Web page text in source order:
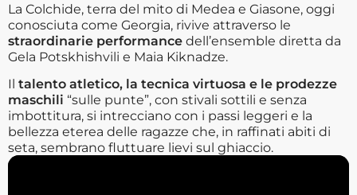
La Colchide, terra del mito di Medea e Giasone, oggi
conosciuta come Georgia, rivive attraverso le
straordinarie performance dell’ensemble diretta da
Gela Potskhishvili e Maia Kiknadze.
Il talento atletico, la tecnica virtuosa e le prodezze
maschili “sulle punte”, con stivali sottili e senza
imbottitura, si intrecciano con i passi leggeri e la
bellezza eterea delle ragazze che, in raffinati abiti di
seta, sembrano fluttuare lievi sul ghiaccio.